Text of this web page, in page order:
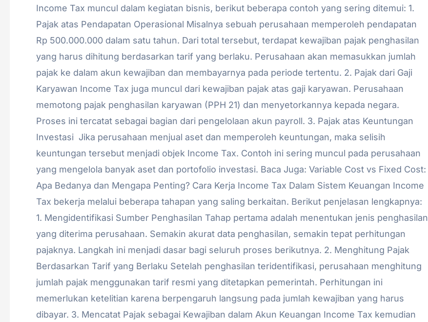
Income Tax muncul dalam kegiatan bisnis, berikut beberapa contoh yang sering ditemui: 1.
Pajak atas Pendapatan Operasional Misalnya sebuah perusahaan memperoleh pendapatan
Rp 500.000.000 dalam satu tahun. Dari total tersebut, terdapat kewajiban pajak penghasilan
yang harus dihitung berdasarkan tarif yang berlaku. Perusahaan akan memasukkan jumlah
pajak ke dalam akun kewajiban dan membayarnya pada periode tertentu. 2. Pajak dari Gaji
Karyawan Income Tax juga muncul dari kewajiban pajak atas gaji karyawan. Perusahaan
memotong pajak penghasilan karyawan (PPH 21) dan menyetorkannya kepada negara.
Proses ini tercatat sebagai bagian dari pengelolaan akun payroll. 3. Pajak atas Keuntungan
Investasi Jika perusahaan menjual aset dan memperoleh keuntungan, maka selisih
keuntungan tersebut menjadi objek Income Tax. Contoh ini sering muncul pada perusahaan
yang mengelola banyak aset dan portofolio investasi. Baca Juga: Variable Cost vs Fixed Cost:
Apa Bedanya dan Mengapa Penting? Cara Kerja Income Tax Dalam Sistem Keuangan Income
Tax bekerja melalui beberapa tahapan yang saling berkaitan. Berikut penjelasan lengkapnya:
1. Mengidentifikasi Sumber Penghasilan Tahap pertama adalah menentukan jenis penghasilan
yang diterima perusahaan. Semakin akurat data penghasilan, semakin tepat perhitungan
pajaknya. Langkah ini menjadi dasar bagi seluruh proses berikutnya. 2. Menghitung Pajak
Berdasarkan Tarif yang Berlaku Setelah penghasilan teridentifikasi, perusahaan menghitung
jumlah pajak menggunakan tarif resmi yang ditetapkan pemerintah. Perhitungan ini
memerlukan ketelitian karena berpengaruh langsung pada jumlah kewajiban yang harus
dibayar. 3. Mencatat Pajak sebagai Kewajiban dalam Akun Keuangan Income Tax kemudian